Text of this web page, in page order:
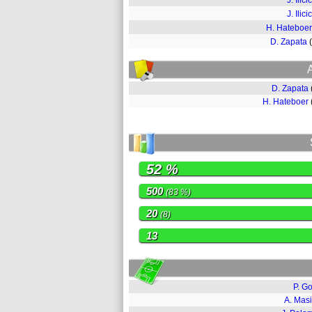
J. Ilicic
H. Hateboer
D. Zapata
D. Zapata
H. Hateboer
52 %
500(83 %)
20(8)
13
P.
A.